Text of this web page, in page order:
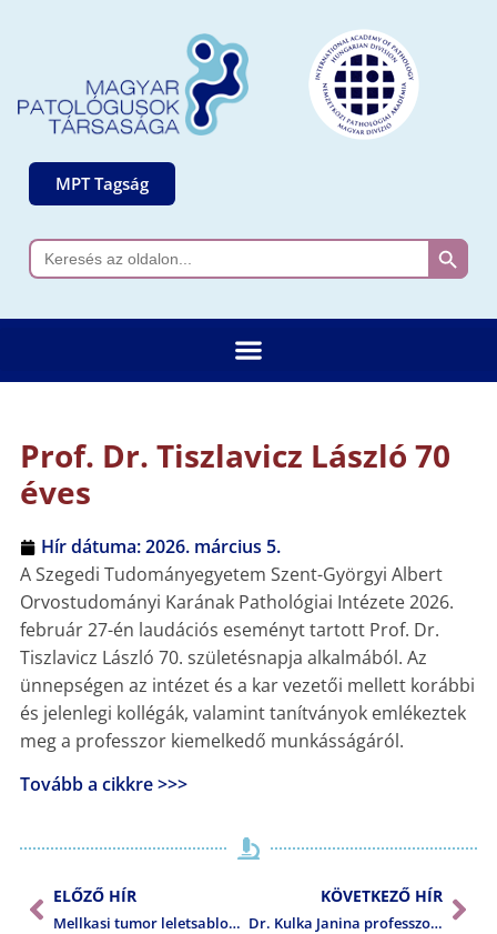
MPT Tagság
Search
for:
Search
Prof. Dr. Tiszlavicz László 70
éves
Hír dátuma:2026. március 5.
A Szegedi Tudományegyetem Szent-Györgyi Albert
Orvostudományi Karának Pathológiai Intézete 2026.
február 27-én laudációs eseményt tartott Prof. Dr.
Tiszlavicz László 70. születésnapja alkalmából. Az
ünnepségen az intézet és a kar vezetői mellett korábbi
és jelenlegi kollégák, valamint tanítványok emlékeztek
meg a professzor kiemelkedő munkásságáról.
Tovább a cikkre >>>
ELŐZŐ HÍR
Mellkasi tumor leletsablonok
KÖVETKEZŐ HÍR
Dr. Kulka Janina professzor asszony Vladimir Totovics-díjat kapott